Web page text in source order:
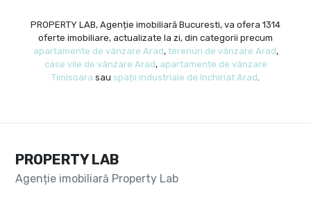
PROPERTY LAB, Agenție imobiliară Bucuresti, va ofera 1314
oferte imobiliare, actualizate la zi, din categorii precum
apartamente de vânzare Arad, terenuri de vânzare Arad,
case vile de vânzare Arad, apartamente de vânzare
Timisoara sau spații industriale de închiriat Arad
PROPERTY LAB